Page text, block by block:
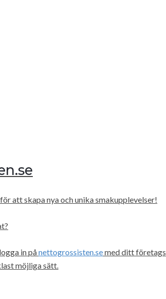
att skapa nya och unika smakupplevelser!
in pånettogrossisten.semed ditt företags
möjliga sätt.